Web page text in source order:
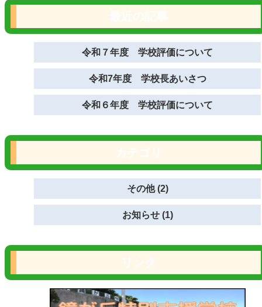
令和７年度 学校評価について
令和7年度 学校長あいさつ
令和６年度 学校評価について
その他 (2)
お知らせ (1)